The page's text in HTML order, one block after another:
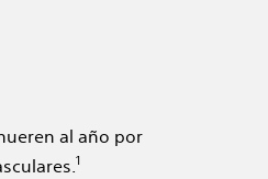
al año por
1